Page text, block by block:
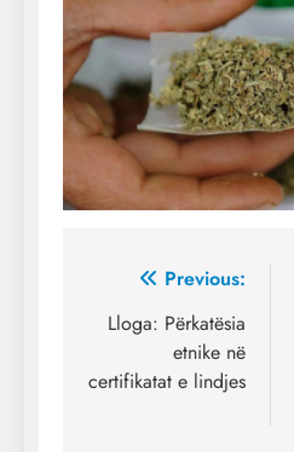
Post
navigation
Previous:
Lloga: Përkatësia
etnike në
certifikatat e lindjes